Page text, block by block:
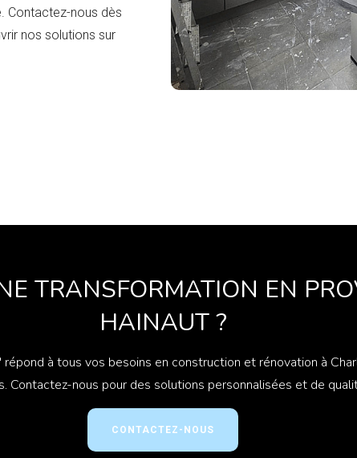
Contactez-nous dès
nos solutions sur
TRANSFORMATION EN
HAINAUT ?
répond à tous vos besoins en construction et rénovation à
Contactez-nous pour des solutions personnalisées et de
CONTACTEZ-NOUS